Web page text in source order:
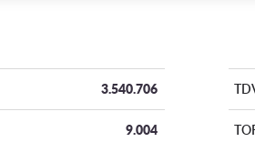
3.540.706
9.004